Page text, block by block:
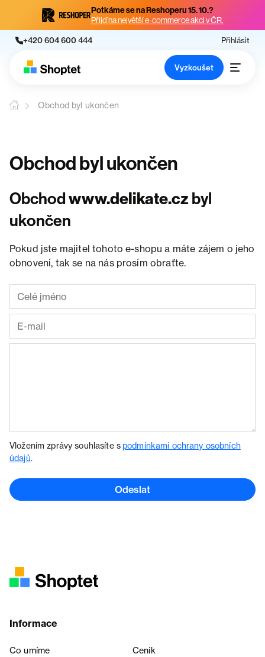
Potkáme se na Reshoperu 15. 10.?
Přijď na největší e-commerce akci v ČR.
+420 604 600 444 Přihlásit
Vyzkoušet
Obchod byl ukončen
Obchod byl ukončen
Obchodwww.delikate.cz byl
ukončen
Pokud jste majitel tohoto e-shopu a máte zájem o jeho
obnovení, tak se na nás prosím obraťte.
Vložením zprávy souhlasíte spodmínkami ochrany osobních
údajů.
Odeslat
Informace
Co umíme
Ceník